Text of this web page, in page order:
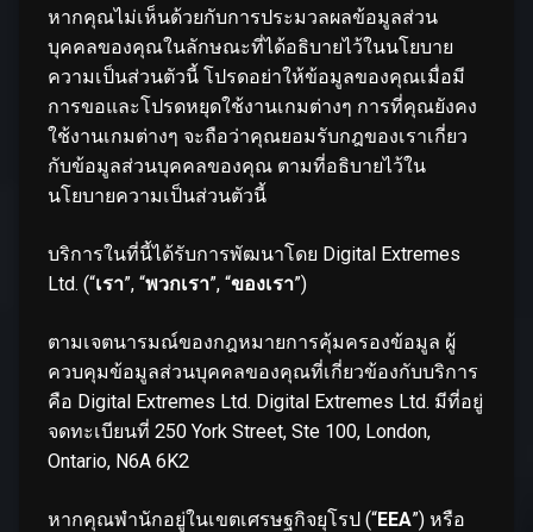
หากคุณไม่เห็นด้วยกับการประมวลผลข้อมูลส่วน
บุคคลของคุณในลักษณะที่ได้อธิบายไว้ในนโยบาย
ความเป็นส่วนตัวนี้ โปรดอย่าให้ข้อมูลของคุณเมื่อมี
การขอและโปรดหยุดใช้งานเกมต่างๆ การที่คุณยังคง
ใช้งานเกมต่างๆ จะถือว่าคุณยอมรับกฎของเราเกี่ยว
กับข้อมูลส่วนบุคคลของคุณ ตามที่อธิบายไว้ใน
นโยบายความเป็นส่วนตัวนี้
บริการในที่นี้ได้รับการพัฒนาโดย Digital Extremes
Ltd. (“เรา”, “พวกเรา”, “ของเรา”)
ตามเจตนารมณ์ของกฎหมายการคุ้มครองข้อมูล ผู้
ควบคุมข้อมูลส่วนบุคคลของคุณที่เกี่ยวข้องกับบริการ
คือ Digital Extremes Ltd. Digital Extremes Ltd. มีที่อยู่
จดทะเบียนที่ 250 York Street, Ste 100, London,
Ontario, N6A 6K2
หากคุณพำนักอยู่ในเขตเศรษฐกิจยุโรป (“EEA”) หรือ